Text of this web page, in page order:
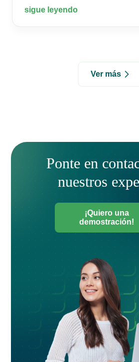
Ver más
sigue leyendo
Ponte en
nuestros
¡Quiero una
demostración!